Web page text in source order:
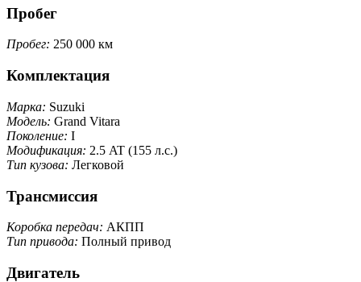
Пробег
Пробег: 250 000 км
Комплектация
Марка: Suzuki
Модель: Grand Vitara
Поколение: I
Модификация: 2.5 AT (155 л.с.)
Тип кузова: Легковой
Трансмиссия
Коробка передач: АКПП
Тип привода: Полный привод
Двигатель